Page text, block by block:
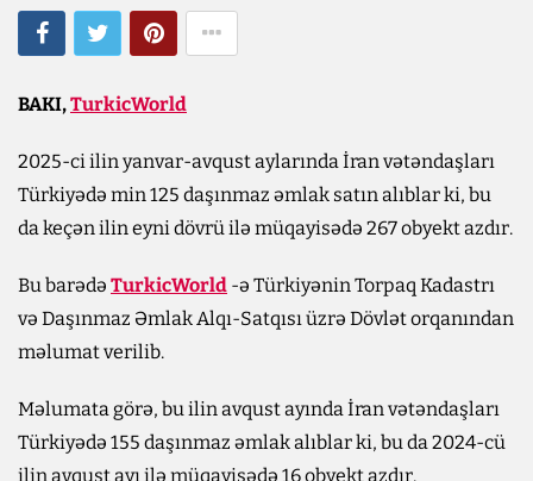
BAKI,TurkicWorld
2025-ci ilin yanvar-avqust aylarında İran vətəndaşları
Türkiyədə min 125 daşınmaz əmlak satın alıblar ki, bu
da keçən ilin eyni dövrü ilə müqayisədə 267 obyekt azdır.
Bu barədə TurkicWorld -ə Türkiyənin Torpaq Kadastrı
və Daşınmaz Əmlak Alqı-Satqısı üzrə Dövlət orqanından
məlumat verilib.
Məlumata görə, bu ilin avqust ayında İran vətəndaşları
Türkiyədə 155 daşınmaz əmlak alıblar ki, bu da 2024-cü
ilin avqust ayı ilə müqayisədə 16 obyekt azdır.